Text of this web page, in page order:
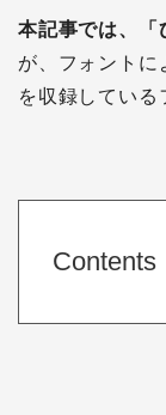
本記事では、「
が、フォントに
を収録している
Contents